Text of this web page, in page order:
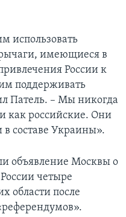
использовать
имеющиеся в
России к
поддерживать
Патель. – Мы никогда
как российские. Они
в составе Украины».
объявление Москвы о
четыре
области после